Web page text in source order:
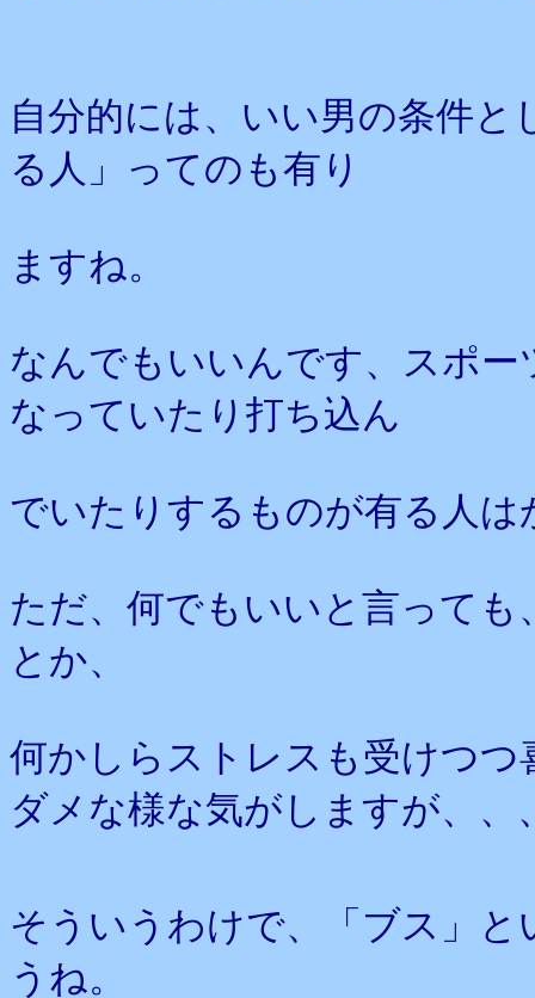
自分的には、いい男の条件
る人」ってのも有り
ますね。
なんでもいいんです、スポ
なっていたり打ち込ん
でいたりするものが有る人
ただ、何でもいいと言って
とか、
何かしらストレスも受けつ
ダメな様な気がしますが、、
そういうわけで、「ブス」
うね。